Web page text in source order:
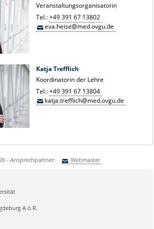
Veranstaltungsorganisatorin
Tel.:+49 391 67 13802
eva.heise@med.ovgu.de
Katja Trefflich
Koordinatorin der Lehre
Tel.:+49 391 67 13804
katja.trefflich@med.ovgu.de
- Ansprechpartner: Webmaster
A.ö.R.